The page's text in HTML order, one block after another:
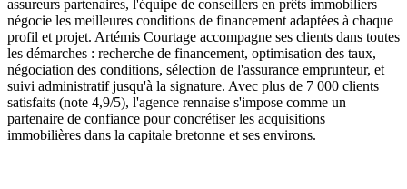
assureurs partenaires, l'équipe de conseillers en prêts immobiliers
négocie les meilleures conditions de financement adaptées à chaque
profil et projet. Artémis Courtage accompagne ses clients dans toutes
les démarches : recherche de financement, optimisation des taux,
négociation des conditions, sélection de l'assurance emprunteur, et
suivi administratif jusqu'à la signature. Avec plus de 7 000 clients
satisfaits (note 4,9/5), l'agence rennaise s'impose comme un
partenaire de confiance pour concrétiser les acquisitions
immobilières dans la capitale bretonne et ses environs.